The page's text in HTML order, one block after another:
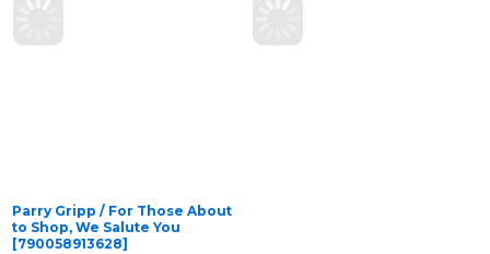
Parry Gripp / For Those About
to Shop, We Salute You
[790058913628]